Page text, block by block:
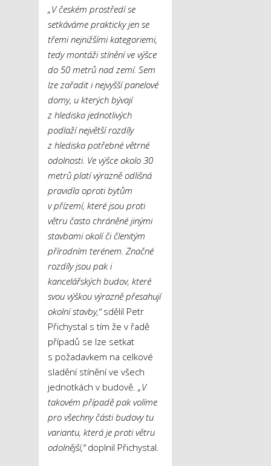
„V českém prostředí se
setkáváme prakticky jen se
třemi nejnižšími kategoriemi,
tedy montáži stínění ve výšce
do 50 metrů nad zemí. Sem
lze zařadit i nejvyšší panelové
domy, u kterých bývají
z hlediska jednotlivých
podlaží největší rozdíly
z hlediska potřebné větrné
odolnosti. Ve výšce okolo 30
metrů platí výrazně odlišná
pravidla oproti bytům
v přízemí, které jsou proti
větru často chráněné jinými
stavbami okolí či členitým
přírodním terénem. Značné
rozdíly jsou pak i
kancelářských budov, které
svou výškou výrazně přesahují
okolní stavby,“sdělil Petr
Přichystal s tím že v řadě
případů se lze setkat
s požadavkem na celkové
sladění stínění ve všech
jednotkách v budově. „V
takovém případě pak volíme
pro všechny části budovy tu
variantu, která je proti větru
odolnější,“doplnil Přichystal.